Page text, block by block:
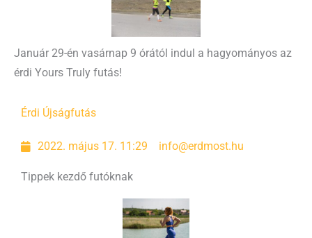
Január 29-én vasárnap 9 órától indul a hagyományos az
érdi Yours Truly futás!
Érdi Újságfutás
2022. május 17. 11:29 info@erdmost.hu
Tippek kezdő futóknak